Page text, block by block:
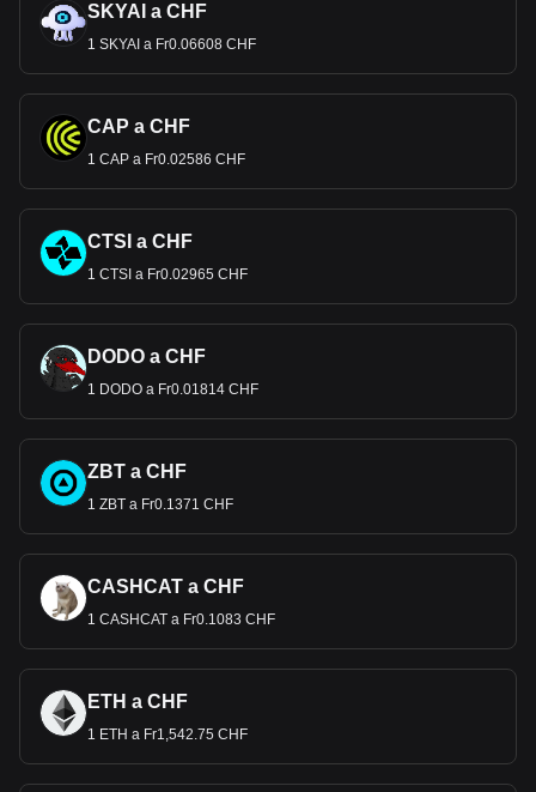
SKYAI a CHF
1 SKYAI a Fr0.06608 CHF
CAP a CHF
1 CAP a Fr0.02586 CHF
CTSI a CHF
1 CTSI a Fr0.02965 CHF
DODO a CHF
1 DODO a Fr0.01814 CHF
ZBT a CHF
1 ZBT a Fr0.1371 CHF
CASHCAT a CHF
1 CASHCAT a Fr0.1083 CHF
ETH a CHF
1 ETH a Fr1,542.75 CHF